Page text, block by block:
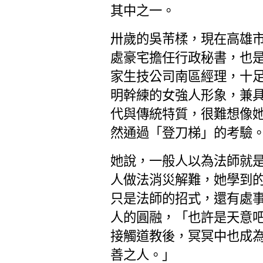
其中之一。
卅歲的吳芾楺，現在高雄
處豪宅擔任行政秘書，也
家生技公司南區經理，十
明幹練的女強人形象，兼
代與傳統特質，很難想像
然通過「登刀梯」的考驗
她說，一般人以為法師就
人做法消災解難，她學到
只是法師的招式，還有處
人的圓融，「也許是天意
接觸道教後，冥冥中也成
善之人。」